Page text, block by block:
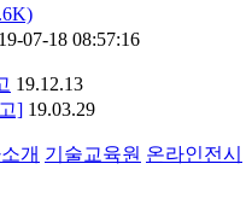
07-18 08:57:16
19.12.13
] 19.03.29
개 기술교육원 온라인전시